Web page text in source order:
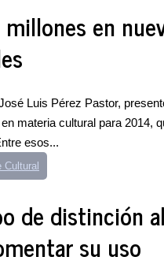
en
Luis Pérez Pastor,
materia cultural para 2014,
esos...
Cultural
de distinción
su uso